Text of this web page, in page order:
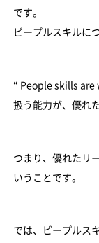
です。
ピープルスキルに
“ People skills
扱う能力が、優れ
つまり、優れたリ
いうことです。
では、ピープルス